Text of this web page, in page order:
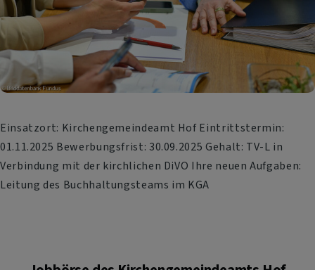
Einsatzort: Kirchengemeindeamt Hof Eintrittstermin:
01.11.2025 Bewerbungsfrist: 30.09.2025 Gehalt: TV-L in
Verbindung mit der kirchlichen DiVO Ihre neuen Aufgaben:
Leitung des Buchhaltungsteams im KGA